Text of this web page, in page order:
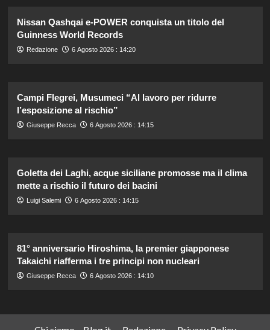
Nissan Qashqai e-POWER conquista un titolo del
Guinness World Records
Redazione 6 Agosto 2026 : 14:20
Campi Flegrei, Musumeci “Al lavoro per ridurre
l’esposizione al rischio”
Giuseppe Recca 6 Agosto 2026 : 14:15
Goletta dei Laghi, acque siciliane promosse ma il clima
mette a rischio il futuro dei bacini
Luigi Salemi 6 Agosto 2026 : 14:15
81° anniversario Hiroshima, la premier giapponese
Takaichi riafferma i tre principi non nucleari
Giuseppe Recca 6 Agosto 2026 : 14:10